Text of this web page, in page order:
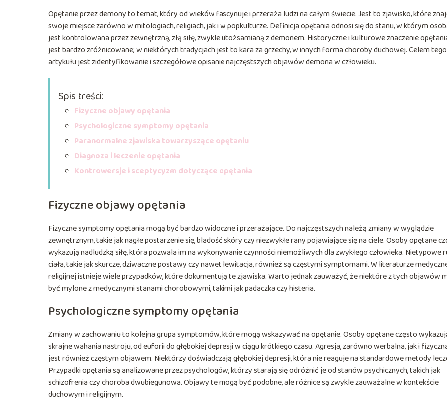
Opętanie przez demony to temat, który od wieków fascynuje i przeraża ludzi na całym świecie. Jest to zjawisko, które
swoje miejsce zarówno w mitologiach, religiach, jak i w popkulturze. Definicja opętania odnosi się do stanu, w którym
jest kontrolowana przez zewnętrzną, złą siłę, zwykle utożsamianą z demonem. Historyczne i kulturowe znaczenie
jest bardzo zróżnicowane; w niektórych tradycjach jest to kara za grzechy, w innych forma choroby duchowej. Celem tego
artykułu jest zidentyfikowanie i szczegółowe opisanie najczęstszych objawów demona w człowieku.
Spis treści:
Fizyczne objawy opętania
Psychologiczne symptomy opętania
Paranormalne zjawiska towarzyszące opętaniu
Diagnoza i leczenie opętania
Kontrowersje i sceptycyzm dotyczące opętania
Fizyczne objawy opętania
Fizyczne symptomy opętania mogą być bardzo widoczne i przerażające. Do najczęstszych należą zmiany w wyglądzie
zewnętrznym, takie jak nagłe postarzenie się, bladość skóry czy niezwykłe rany pojawiające się na ciele. Osoby opętane
wykazują nadludzką siłę, która pozwala im na wykonywanie czynności niemożliwych dla zwykłego człowieka. Nietypowe
ciała, takie jak skurcze, dziwaczne postawy czy nawet lewitacja, również są częstymi symptomami. W literaturze
religijnej istnieje wiele przypadków, które dokumentują te zjawiska. Warto jednak zauważyć, że niektóre z tych objawów
być mylone z medycznymi stanami chorobowymi, takimi jak padaczka czy histeria.
Psychologiczne symptomy opętania
Zmiany w zachowaniu to kolejna grupa symptomów, które mogą wskazywać na opętanie. Osoby opętane często
skrajne wahania nastroju, od euforii do głębokiej depresji w ciągu krótkiego czasu. Agresja, zarówno werbalna, jak i
jest również częstym objawem. Niektórzy doświadczają głębokiej depresji, która nie reaguje na standardowe metody
Przypadki opętania są analizowane przez psychologów, którzy starają się odróżnić je od stanów psychicznych, takich jak
schizofrenia czy choroba dwubiegunowa. Objawy te mogą być podobne, ale różnice są zwykle zauważalne w kontekście
duchowym i religijnym.